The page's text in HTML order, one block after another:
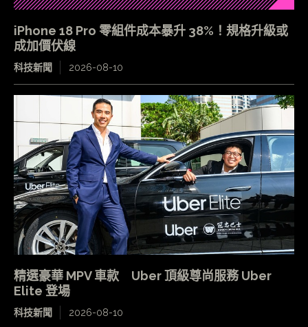
iPhone 18 Pro 零組件成本暴升 38%！規格升級或
成加價伏線
科技新聞 2026-08-10
精選豪華 MPV 車款 Uber 頂級尊尚服務 Uber
Elite 登場
科技新聞 2026-08-10